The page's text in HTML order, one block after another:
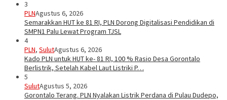
3
PLNAgustus 6, 2026
Semarakkan HUT ke 81 RI, PLN Dorong Digitalisasi Pendidikan di
SMPN1 Palu Lewat Program TJSL
4
PLN, SulutAgustus 6, 2026
Kado PLN untuk HUT ke- 81 RI, 100 % Rasio Desa Gorontalo
Berlistrik, Setelah Kabel Laut Listriki P…
5
SulutAgustus 5, 2026
Gorontalo Terang. PLN Nyalakan Listrik Perdana di Pulau Dudepo,